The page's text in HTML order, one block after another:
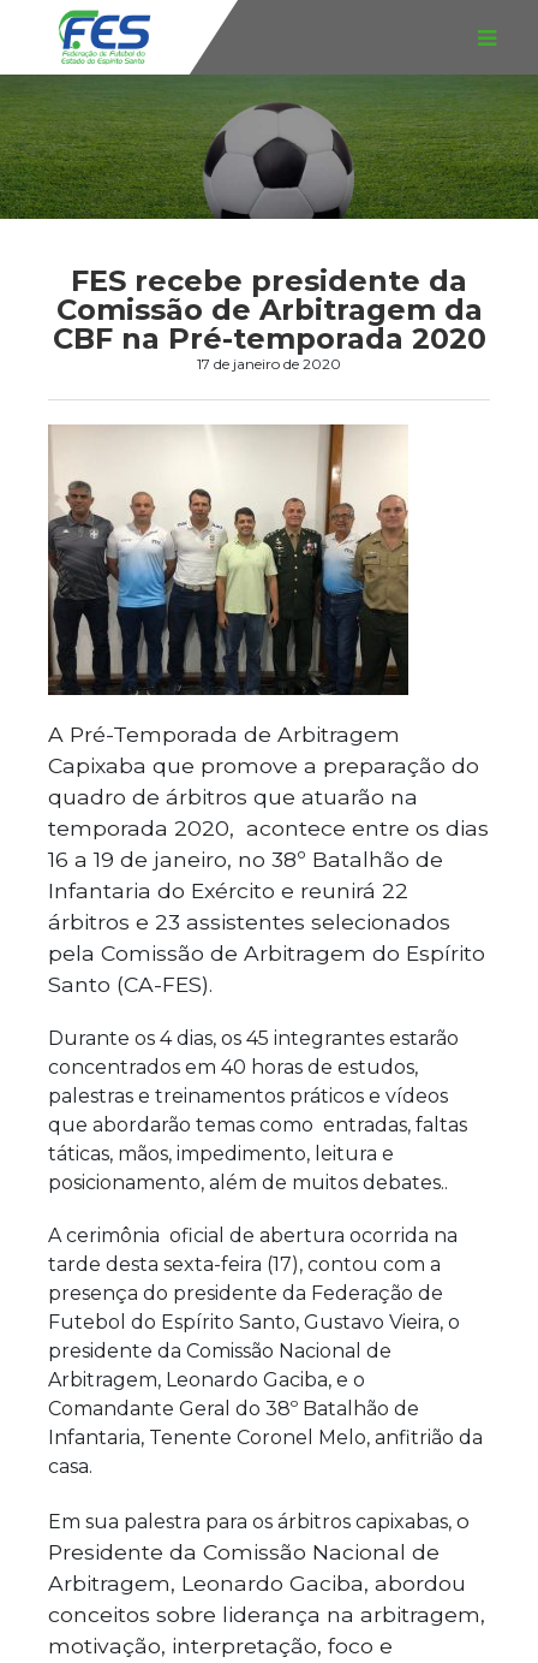
FES recebe presidente da
Comissão de Arbitragem da
CBF na Pré-temporada 2020
17 de janeiro de 2020
A Pré-Temporada de Arbitragem
Capixaba que promove a preparação do
quadro de árbitros que atuarão na
temporada 2020, acontece entre os dias
16 a 19 de janeiro, no 38º Batalhão de
Infantaria do Exército e reunirá 22
árbitros e 23 assistentes selecionados
pela Comissão de Arbitragem do Espírito
Santo (CA-FES).
Durante os 4 dias, os 45 integrantes estarão
concentrados em 40 horas de estudos,
palestras e treinamentos práticos e vídeos
que abordarão temas como entradas, faltas
táticas, mãos, impedimento, leitura e
posicionamento, além de muitos debates..
A cerimônia oficial de abertura ocorrida na
tarde desta sexta-feira (17), contou com a
presença do presidente da Federação de
Futebol do Espírito Santo, Gustavo Vieira, o
presidente da Comissão Nacional de
Arbitragem, Leonardo Gaciba, e o
Comandante Geral do 38º Batalhão de
Infantaria, Tenente Coronel Melo, anfitrião da
casa.
Em sua palestra para os árbitros capixabas, o
Presidente da Comissão Nacional de
Arbitragem, Leonardo Gaciba, abordou
conceitos sobre liderança na arbitragem,
motivação, interpretação, foco e